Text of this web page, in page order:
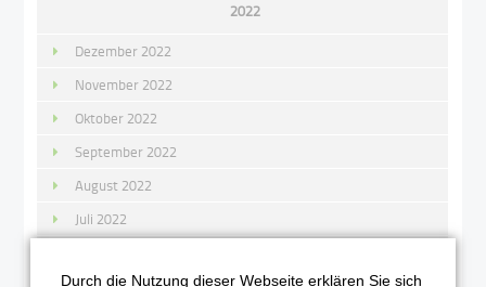
2022
Dezember 2022
November 2022
Oktober 2022
September 2022
August 2022
Juli 2022
Durch die Nutzung dieser Webseite erklären Sie sich